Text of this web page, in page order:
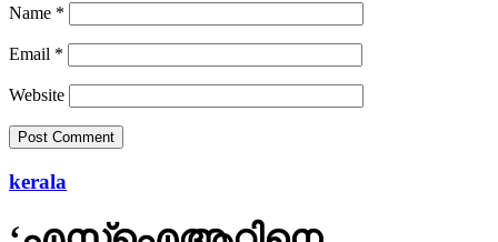
Name *
Email *
Website
kerala